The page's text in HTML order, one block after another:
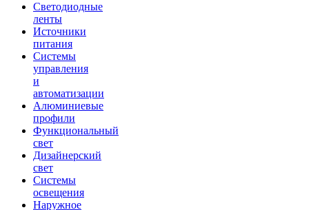
Светодиодные
ленты
Источники
питания
Системы
управления
и
автоматизации
Алюминиевые
профили
Функциональный
свет
Дизайнерский
свет
Системы
освещения
Наружное